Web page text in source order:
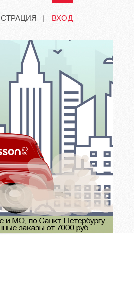
ВХОД